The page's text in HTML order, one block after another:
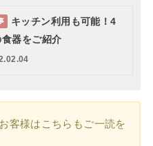
キッチン利用も可能！4
器をご紹介
客様はこちらもご一読を